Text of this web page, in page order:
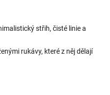
střih, čisté linie a
rukávy, které z něj dělají